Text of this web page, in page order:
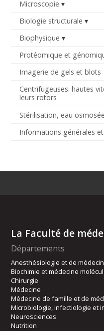
Microscopie
Biologie structurale
Biophysique
Protéomique et
Imagerie de gels et blots
Centrifugeuses: hautes
leurs rotors
Stérilisation, eau
Informations générales
La Faculté de
Départements
Anesthésiologie et de
Biochimie et médecine
Chirurgie
Médecine
Médecine de famille et de
Microbiologie, infectiologie et
Neurosciences
Nutrition